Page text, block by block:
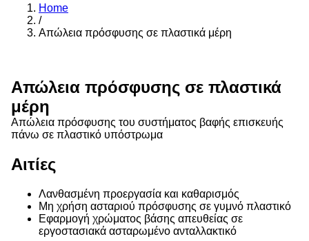
Home
/
Απώλεια πρόσφυσης σε πλαστικά μέρη
Απώλεια πρόσφυσης σε πλαστικά
μέρη
Απώλεια πρόσφυσης του συστήματος βαφής επισκευής
πάνω σε πλαστικό υπόστρωμα
Αιτίες
Λανθασμένη προεργασία και καθαρισμός
Μη χρήση ασταριού πρόσφυσης σε γυμνό πλαστικό
Εφαρμογή χρώματος βάσης απευθείας σε
εργοστασιακά ασταρωμένο ανταλλακτικό